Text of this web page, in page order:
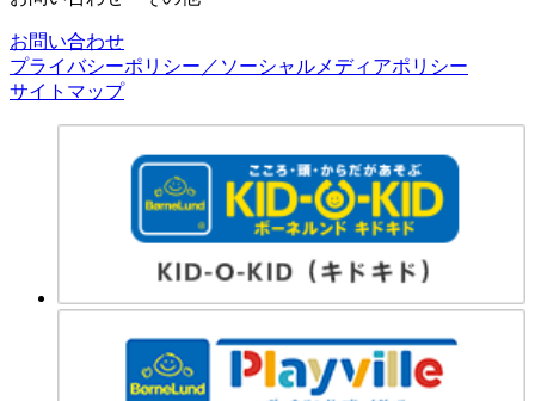
お問い合わせ
プライバシーポリシー／ソーシャルメディアポリシー
サイトマップ